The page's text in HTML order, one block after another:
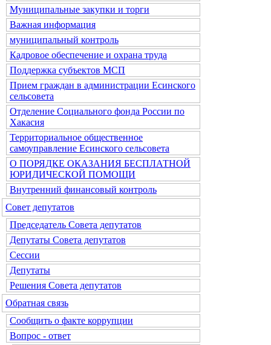
Муниципальные закупки и торги
Важная информация
муниципальный контроль
Кадровое обеспечение и охрана труда
Поддержка субъектов МСП
Прием граждан в администрации Есинского
сельсовета
Отделение Социального фонда России по
Хакасия
Территориальное общественное
самоуправление Есинского сельсовета
О ПОРЯДКЕ ОКАЗАНИЯ БЕСПЛАТНОЙ
ЮРИДИЧЕСКОЙ ПОМОЩИ
Внутренний финансовый контроль
Совет депутатов
Председатель Совета депутатов
Депутаты Совета депутатов
Сессии
Депутаты
Решения Совета депутатов
Обратная связь
Сообщить о факте коррупции
Вопрос - ответ